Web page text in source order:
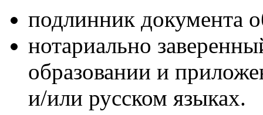
подлинник документа
нотариально
образовании и
и/или русском языках.